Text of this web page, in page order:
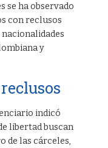
se ha observado
con reclusos
y
indicó
libertad buscan
de las cárceles,